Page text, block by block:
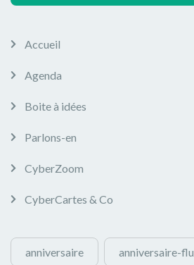
Accueil
Agenda
Boite à idées
Parlons-en
CyberZoom
CyberCartes & Co
anniversaire anniversaire-